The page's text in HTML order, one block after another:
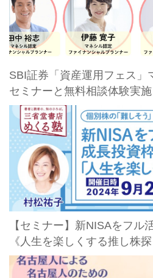
SBI証券「資産運用フェス」
セミナーと無料相談体験実施
【セミナー】新NISAをフル
《人生を楽しくする推し株探